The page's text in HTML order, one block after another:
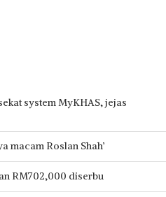
system MyKHAS, jejas
macam Roslan Shah’
RM702,000 diserbu